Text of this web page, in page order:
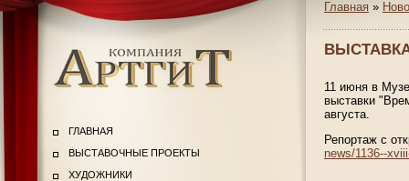
ГЛАВНАЯ
ВЫСТАВОЧНЫЕ ПРОЕКТЫ
ХУДОЖНИКИ
Главная »
11 июня в
выставки
августа.
Репортаж с
news/1136--